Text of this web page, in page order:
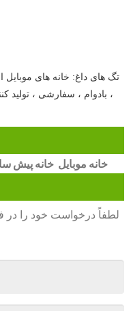
تگ های داغ: خانه های موبایل
، بادوام ، سفارشی ، تولید
خانه پیش خانه موبایل